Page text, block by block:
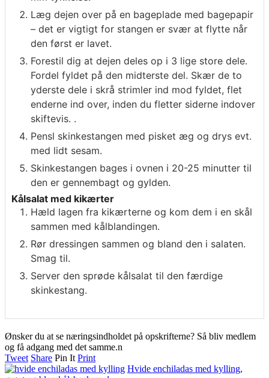
Læg dejen over på en bageplade med bagepapir
– det er vigtigt for stangen er svær at flytte når
den først er lavet.
Forestil dig at dejen deles op i 3 lige store dele.
Fordel fyldet på den midterste del. Skær de to
yderste dele i skrå strimler ind mod fyldet, flet
enderne ind over, inden du fletter siderne indover
skiftevis. .
Pensl skinkestangen med pisket æg og drys evt.
med lidt sesam.
Skinkestangen bages i ovnen i 20-25 minutter til
den er gennembagt og gylden.
Kålsalat med kikærter
Hæld lagen fra kikærterne og kom dem i en skål
sammen med kålblandingen.
Rør dressingen sammen og bland den i salaten.
Smag til.
Server den sprøde kålsalat til den færdige
skinkestang.
Ønsker du at se næringsindholdet på opskrifterne? Så bliv medlem
og få adgang med det samme.n
Tweet Share Pin It Print
Hvide enchiladas med kylling,